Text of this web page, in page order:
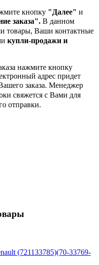
кнопку "Далее" и
заказа". В данном
товары, Ваши контактные
купли-продажи и
нажмите кнопку
адрес придет
заказа. Менеджер
свяжется с Вами для
отправки.